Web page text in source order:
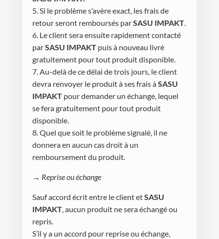
5. Si le problème s’avère exact, les frais de
retour seront remboursés parSASU IMPAKT.
6. Le client sera ensuite rapidement contacté
parSASU IMPAKTpuis à nouveau livré
gratuitement pour tout produit disponible.
7. Au-delà de ce délai de trois jours, le client
devra renvoyer le produit à ses frais àSASU
IMPAKTpour demander un échange, lequel
se fera gratuitement pour tout produit
disponible.
8. Quel que soit le problème signalé, il ne
donnera en aucun cas droit à un
remboursement du produit.
→ Reprise ou échange
Sauf accord écrit entre le client etSASU
IMPAKT, aucun produit ne sera échangé ou
repris.
S’il y a un accord pour reprise ou échange,